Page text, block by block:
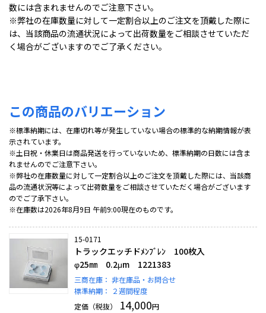
数には含まれませんのでご注意下さい。
※弊社の在庫数量に対して一定割合以上のご注文を頂戴した際に
は、当該商品の流通状況によって出荷数量をご相談させていただ
く場合がございますのでご了承ください。
この商品のバリエーション
※標準納期には、在庫切れ等が発生していない場合の標準的な納期情報が表
示されています。
※土日祝・休業日は商品発送を行っていないため、標準納期の日数には含ま
れませんのでご注意下さい。
※弊社の在庫数量に対して一定割合以上のご注文を頂戴した際には、当該商
品の流通状況等によって出荷数量をご相談させていただく場合がございます
のでご了承下さい。
※在庫数は2026年8月9日 午前9:00現在のものです。
15-0171
トラックエッチドﾒﾝﾌﾞﾚﾝ 100枚入
φ25㎜ 0.2μm 1221383
三商在庫： 非在庫品・お問合せ
標準納期：
２週間程度
定価（税抜）
14,000円